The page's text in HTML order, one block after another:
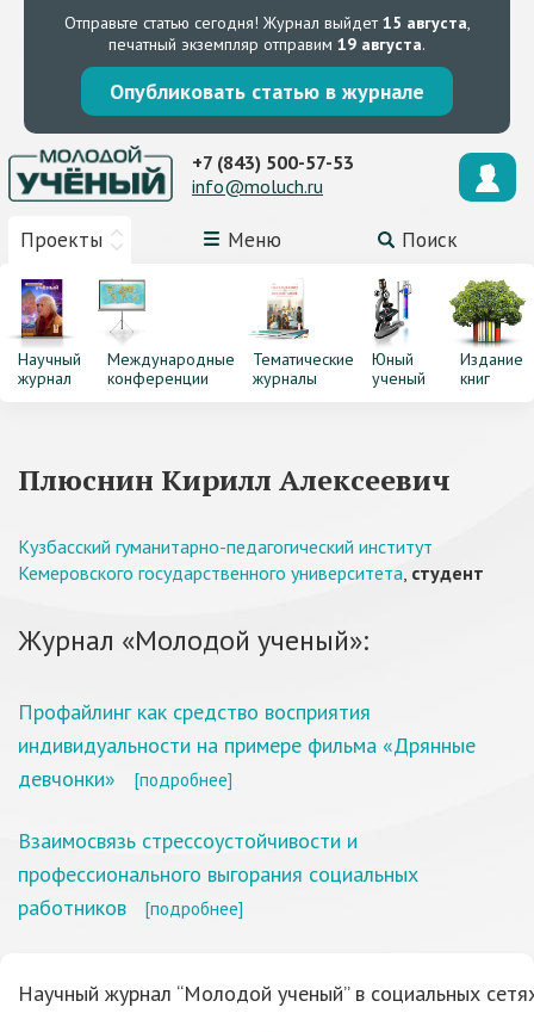
Отправьте статью сегодня! Журнал выйдет15 августа,
печатный экземпляр отправим 19 августа.
Опубликовать статью в журнале
Проекты Меню Поиск
+7 (843) 500-57-53
info@moluch.ru
Научный
журнал
Международные
конференции
Тематические
журналы
Юный
ученый
Издание
книг
Плюснин Кирилл Алексеевич
Кузбасский гуманитарно-педагогический институт
Кемеровского государственного университета, студент
Журнал «Молодой ученый»:
Профайлинг как средство восприятия
индивидуальности на примере фильма «Дрянные
девчонки»
[подробнее]
Взаимосвязь стрессоустойчивости и
профессионального выгорания социальных
работников
[подробнее]
Научный журнал “Молодой ученый” в социальных